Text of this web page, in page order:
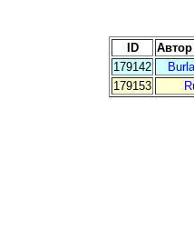
ID
179142
179153